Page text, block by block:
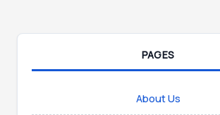
PAGES
About Us